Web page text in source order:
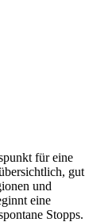
für eine
gut
und
eine
Stopps.